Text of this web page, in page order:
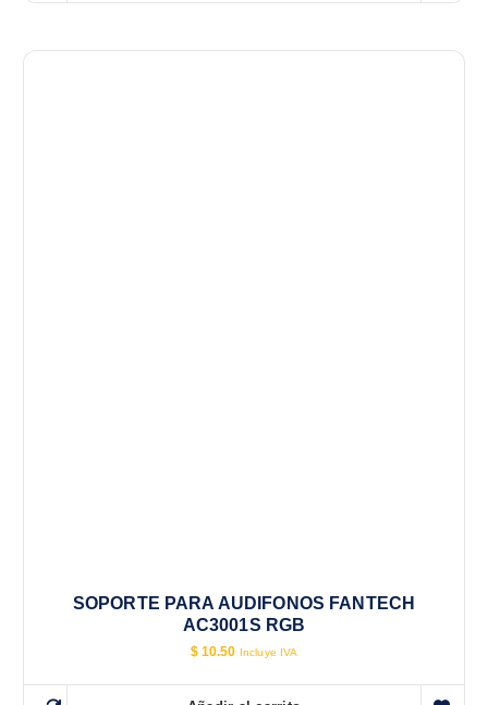
SOPORTE PARA AUDIFONOS FANTECH
AC3001S RGB
$10.50 Incluye IVA